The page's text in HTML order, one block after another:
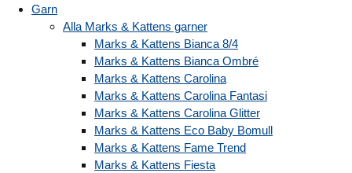
Garn
Alla Marks & Kattens garner
Marks & Kattens Bianca 8/4
Marks & Kattens Bianca Ombré
Marks & Kattens Carolina
Marks & Kattens Carolina Fantasi
Marks & Kattens Carolina Glitter
Marks & Kattens Eco Baby Bomull
Marks & Kattens Fame Trend
Marks & Kattens Fiesta